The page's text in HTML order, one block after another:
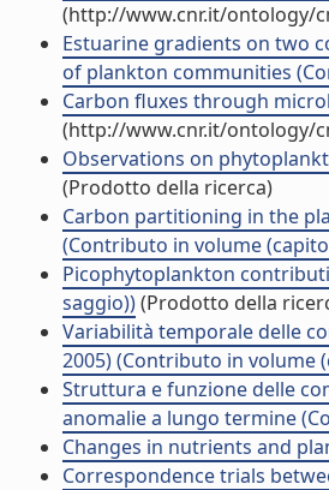
(http://www.cnr.it/ontology/
Estuarine gradients on two
of plankton communities
Carbon fluxes through
(http://www.cnr.it/ontology/
Observations on
(Prodotto della ricerca)
Carbon partitioning in the
(Contributo in volume
Picophytoplankton
saggio))(Prodotto della
Variabilità temporale delle
2005) (Contributo in volume
Struttura e funzione delle
anomalie a lungo termine
Changes in nutrients and
Correspondence trials